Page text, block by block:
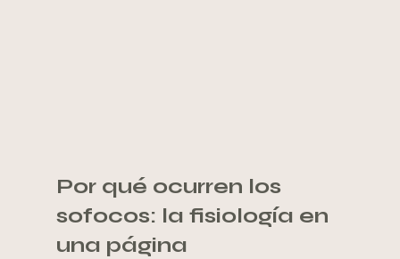
Por qué ocurren los
sofocos: la fisiología en
una página